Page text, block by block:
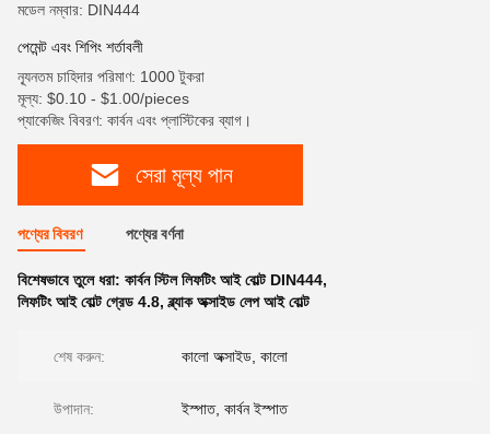
মডেল নম্বার: DIN444
পেমেন্ট এবং শিপিং শর্তাবলী
ন্যূনতম চাহিদার পরিমাণ: 1000 টুকরা
মূল্য: $0.10 - $1.00/pieces
প্যাকেজিং বিবরণ: কার্বন এবং প্লাস্টিকের ব্যাগ।
সেরা মূল্য পান
পণ্যের বিবরণ পণ্যের বর্ণনা
বিশেষভাবে তুলে ধরা: কার্বন স্টিল লিফটিং আই বোল্ট DIN444,
লিফটিং আই বোল্ট গ্রেড 4.8,ব্ল্যাক অক্সাইড লেপ আই বোল্ট
শেষ করুন: কালো অক্সাইড, কালো
উপাদান: ইস্পাত, কার্বন ইস্পাত